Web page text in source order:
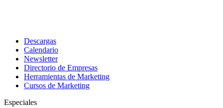
Descargas
Calendario
Newsletter
Directorio de Empresas
Herramientas de Marketing
Cursos de Marketing
Especiales